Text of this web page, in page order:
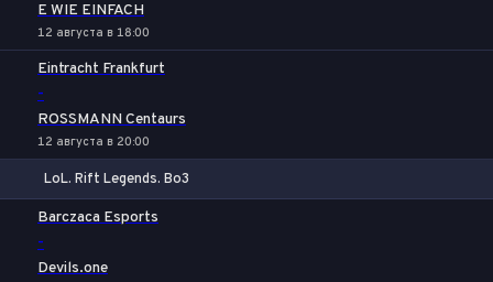
E WIE EINFACH
12 августа в 18:00
Eintracht Frankfurt
-
ROSSMANN Centaurs
12 августа в 20:00
LoL. Rift Legends. Bo3
Barczaca Esports
-
Devils.one